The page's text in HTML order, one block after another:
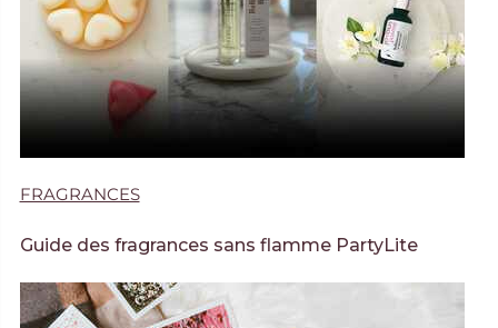
FRAGRANCES
Guide des fragrances sans flamme PartyLite